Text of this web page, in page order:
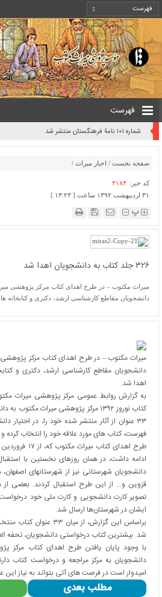
فهرست
شماره ۱۰۱ نامۀ فرهنگستان منتشر شد
صفحه نخست / اخبار میراث /
کد خبر: ۳۱۸۴
۳۱ اردیبهشت ۱۳۹۲ ساعت [ ۱۳:۲۳ ]
پ
۳۲۶ جلد کتاب به دانشجویان اهدا شد
دانشجویان مقاطع کارشناسی ارشد، دکتری و
دانشجویان مقاطع کارشناسی ارشد، دکتری و
اهدا شد.
به گزارش روابط عمومی مرکز پژوهشی میراث
کتاب نوروز ۱۳۹۲ مرکز پژوهشی میراث
۳۳ عنوان از آثار منتشر شده خود را، در اختیار
فهرست، کتاب های مورد علاقه خود را انتخاب کرده
ادامه داشت، در همان روزهای نخستین با
دانشجویان شهرستانی نیز از شهرستانهای اصفهان،
قزوین و… از این طرح استقبال کردند. بعضی از
تصویر کارت دانشجویی و کارت ملی خود
ایشان در شهرستان‌ها ارسال شد.
شد. بیشترین کتاب درخواستی دانشجویان، تحفه
با وجود پایان یافتن طرح اهدای کتاب مرکز
دانشجویان به مرکز مراجعه و درخواست کتاب
امیدوار است در فرصت های آتی بتواند به نیاز این
مطلب بعدی